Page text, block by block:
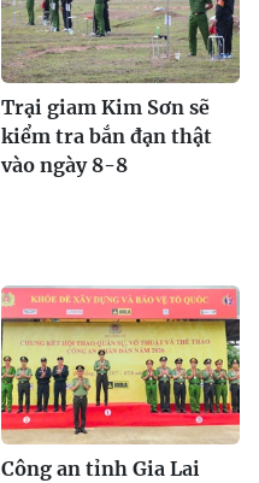
Trại giam Kim Sơn sẽ
kiểm tra bắn đạn thật
vào ngày 8-8
Công an tỉnh Gia Lai